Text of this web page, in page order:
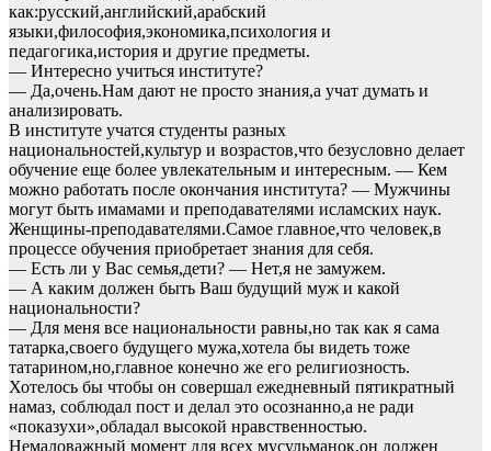
как:русский,английский,арабский
языки,философия,экономика,психология и
педагогика,история и другие предметы.
— Интересно учиться институте?
— Да,очень.Нам дают не просто знания,а учат думать и
анализировать.
В институте учатся студенты разных
национальностей,культур и возрастов,что безусловно делает
обучение еще более увлекательным и интересным. — Кем
можно работать после окончания института? — Мужчины
могут быть имамами и преподавателями исламских наук.
Женщины-преподавателями.Самое главное,что человек,в
процессе обучения приобретает знания для себя.
— Есть ли у Вас семья,дети? — Нет,я не замужем.
— А каким должен быть Ваш будущий муж и какой
национальности?
— Для меня все национальности равны,но так как я сама
татарка,своего будущего мужа,хотела бы видеть тоже
татарином,но,главное конечно же его религиозность.
Хотелось бы чтобы он совершал ежедневный пятикратный
намаз, соблюдал пост и делал это осознанно,а не ради
«показухи»,обладал высокой нравственностью.
Немаловажный момент для всех мусульманок,он должен